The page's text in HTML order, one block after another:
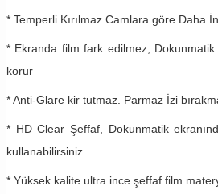
* Temperli Kırılmaz Camlara göre Daha
* Ekranda film fark edilmez,
korur
* Anti-Glare kir tutmaz. Parmaz İzi
* HD Clear Şeffaf, Dokunmatik
kullanabilirsiniz.
* Yüksek kalite ultra ince şeffaf film